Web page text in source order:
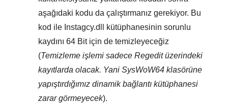
aşağıdaki kodu da çalıştırmanız gerekiyor. Bu
kod ile Instagcy.dll
kütüphanesinin sorunlu
kaydını 64 Bitiçin de temizleyeceğiz
(Temizleme işlemi sadece Regeditüzerindeki
kayıtlarda olacak. Yani SysWoW64 klasörüne
yapıştırdığımız dinamik bağlantı kütüphanesi
zarar görmeyecek).